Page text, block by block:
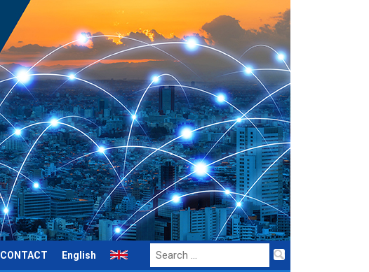
CONTACT English
Search
for: